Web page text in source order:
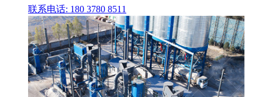
联系电话: 180 3780 8511